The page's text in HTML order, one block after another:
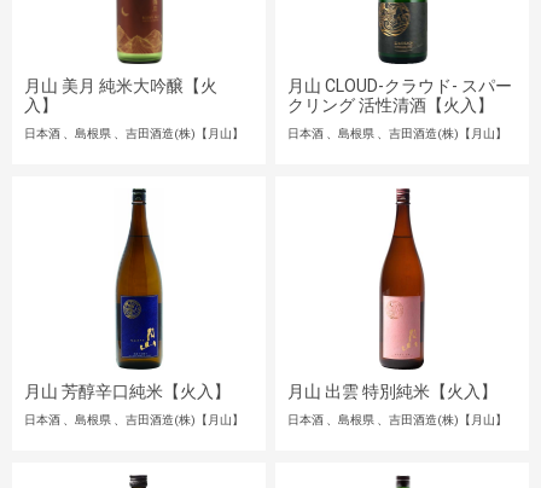
月山 美月 純米大吟醸【火
入】
日本酒 島根県 吉田酒造(株)【月山】
月山 CLOUD-クラウド- スパー
クリング 活性清酒【火入】
日本酒 島根県 吉田酒造(株)【月山】
月山 芳醇辛口純米【火入】
日本酒 島根県 吉田酒造(株)【月山】
月山 出雲 特別純米【火入】
日本酒 島根県 吉田酒造(株)【月山】